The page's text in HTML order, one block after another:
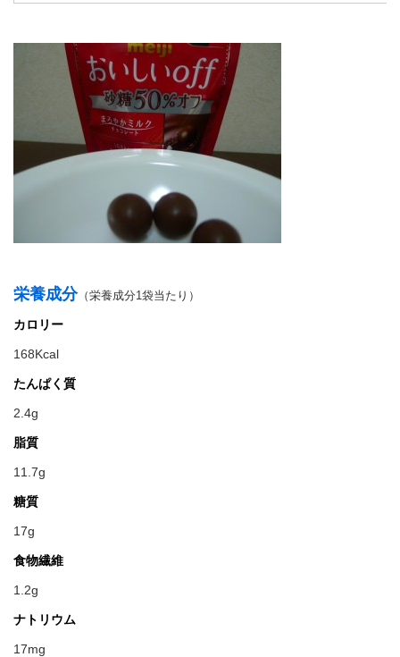
栄養成分（栄養成分1袋当たり）
カロリー
168Kcal
たんぱく質
2.4g
脂質
11.7g
糖質
17g
食物繊維
1.2g
ナトリウム
17mg